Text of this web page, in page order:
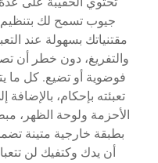
جيوب تسمح لك بتنظيم
مقتنياتك بسهولة عند
والتفريغ، دون خطر أن
فوضوية أو تضيع. كل ما
تعبئته بإحكام، بالإضافة
الأحزمة ولوحة الظهر،
بطبقة خارجية متينة
أن يدك وكتفيك لن تتعبا